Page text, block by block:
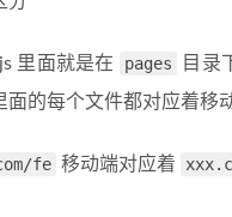
里面就是在 pages 目录
面的每个文件都对应着移
fe 移动端对应着